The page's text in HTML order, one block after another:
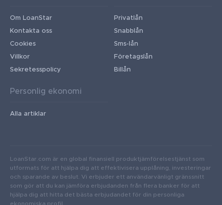
Om LoanStar
Kontakta oss
Cookies
Villkor
Sekretesspolicy
Privatlån
Snabblån
Sms-lån
Företagslån
Billån
Personlig ekonomi
Alla artiklar
LoanStar.com är en global finansiell produktjämförelsestjänst som
utformats för att hjälpa dig att effektivisera upplåning, investeringar
och sparande av beslut. Vi erbjuder ett användarvänligt gränssnitt
som gör att du kan jämföra erbjudanden från flera banker för att
hjälpa dig att hitta det bästa erbjudandet för din personliga
ekonomiska profil.